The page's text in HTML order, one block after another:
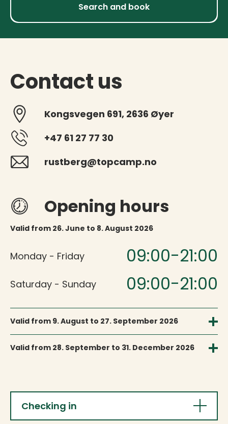
Search and book
Contact us
Kongsvegen 691, 2636 Øyer
+47 61 27 77 30
rustberg@topcamp.no
Opening hours
Valid from 26. June to 8. August 2026
Monday - Friday 09:00-21:00
Saturday - Sunday 09:00-21:00
Valid from 9. August to 27. September 2026
Monday - Friday 09:00-17:00
Sunday 09:00-13:00
Valid from 28. September to 31. December 2026
Saturday - Sunday Closed
Checking in